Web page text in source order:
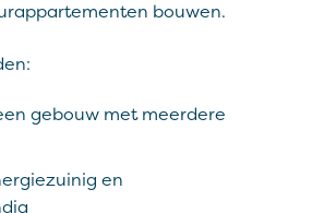
bouwen.
gebouw met meerdere
en